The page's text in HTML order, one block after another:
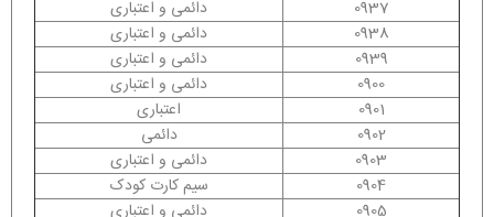
0937
دائمی و اعتباری
0938
دائمی و اعتباری
0939
دائمی و اعتباری
0900
دائمی و اعتباری
0901
اعتباری
0902
دائمی
0903
دائمی و اعتباری
0904
سیم کارت کودک
0905
دائمی و اعتباری